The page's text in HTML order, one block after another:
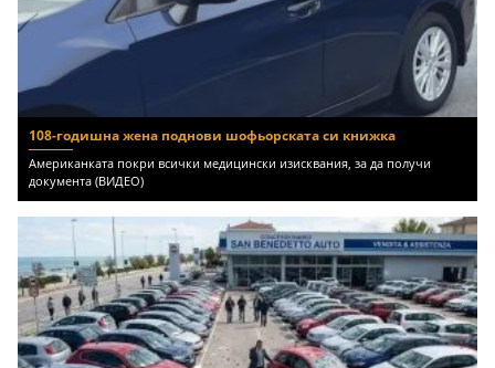
108-годишна жена поднови шофьорската си книжка
Американката покри всички медицински изисквания, за да получи
документа (ВИДЕО)